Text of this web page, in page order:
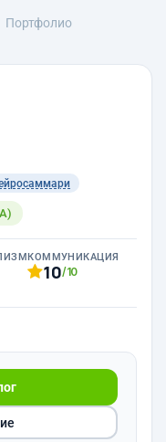
Портфолио
КОММУНИКАЦИЯ
10/10